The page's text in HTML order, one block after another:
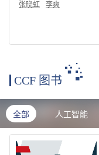
张晓虹 李爽
CCF 图书
全部 人工智能